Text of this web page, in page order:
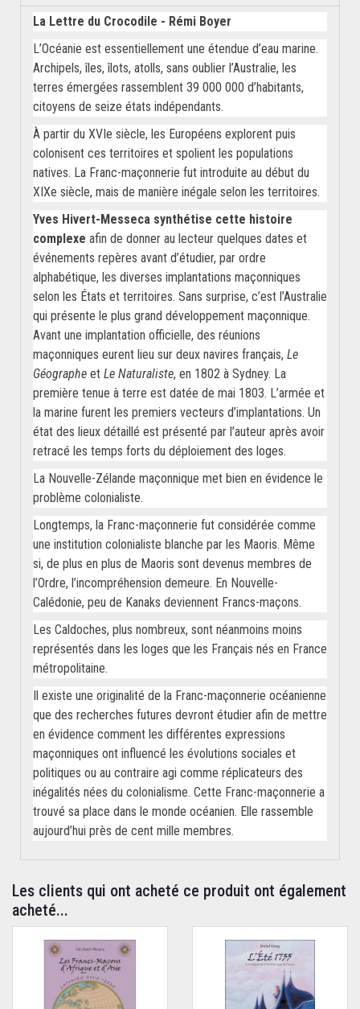
La Lettre du Crocodile - Rémi Boyer
L’Océanie est essentiellement une étendue d’eau marine.
Archipels, îles, îlots, atolls, sans oublier l’Australie, les
terres émergées rassemblent 39 000 000 d’habitants,
citoyens de seize états indépendants.
À partir du XVIe siècle, les Européens explorent puis
colonisent ces territoires et spolient les populations
natives. La Franc-maçonnerie fut introduite au début du
XIXe siècle, mais de manière inégale selon les territoires.
Yves Hivert-Messeca synthétise cette histoire
complexe afin de donner au lecteur quelques dates et
événements repères avant d’étudier, par ordre
alphabétique, les diverses implantations maçonniques
selon les États et territoires. Sans surprise, c’est l’Australie
qui présente le plus grand développement maçonnique.
Avant une implantation officielle, des réunions
maçonniques eurent lieu sur deux navires français, Le
Géographe et Le Naturaliste, en 1802 à Sydney. La
première tenue à terre est datée de mai 1803. L’armée et
la marine furent les premiers vecteurs d’implantations. Un
état des lieux détaillé est présenté par l’auteur après avoir
retracé les temps forts du déploiement des loges.
La Nouvelle-Zélande maçonnique met bien en évidence le
problème colonialiste.
Longtemps, la Franc-maçonnerie fut considérée comme
une institution colonialiste blanche par les Maoris. Même
si, de plus en plus de Maoris sont devenus membres de
l’Ordre, l’incompréhension demeure. En Nouvelle-
Calédonie, peu de Kanaks deviennent Francs-maçons.
Les Caldoches, plus nombreux, sont néanmoins moins
représentés dans les loges que les Français nés en France
métropolitaine.
Il existe une originalité de la Franc-maçonnerie océanienne
que des recherches futures devront étudier afin de mettre
en évidence comment les différentes expressions
maçonniques ont influencé les évolutions sociales et
politiques ou au contraire agi comme réplicateurs des
inégalités nées du colonialisme. Cette Franc-maçonnerie a
trouvé sa place dans le monde océanien. Elle rassemble
aujourd’hui près de cent mille membres.
Les clients qui ont acheté ce produit ont également
acheté...